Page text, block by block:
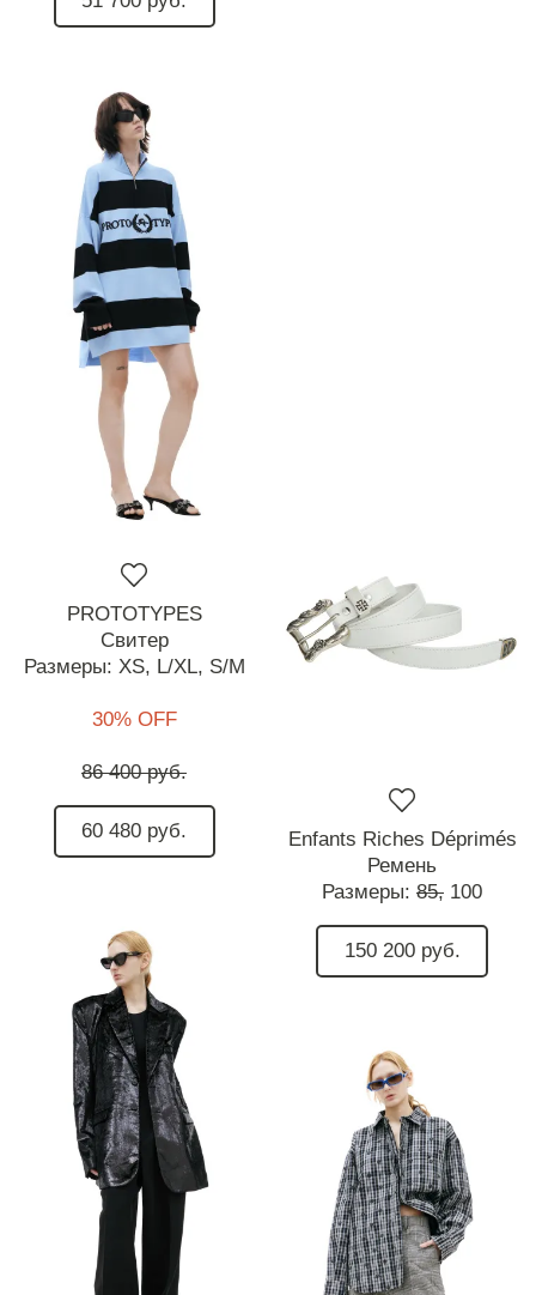
PROTOTYPES
Свитер
Размеры: XS, L/XL, S/M
30% OFF
86 400 руб.
60 480 руб.
Enfants Riches Déprimés
Ремень
Размеры: 85, 100
150 200 руб.